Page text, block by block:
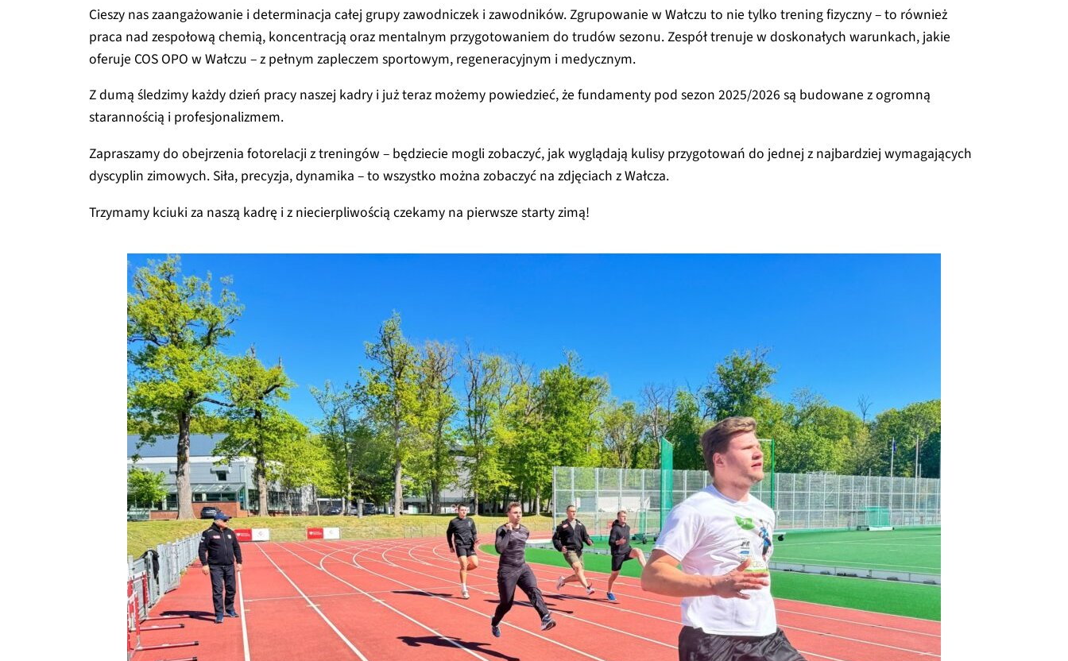
Cieszy nas zaangażowanie i determinacja całej grupy zawodniczek i zawodników. Zgrupowanie w Wałczu to nie tylko trening fizyczny – to również
praca nad zespołową chemią, koncentracją oraz mentalnym przygotowaniem do trudów sezonu. Zespół trenuje w doskonałych warunkach, jakie
oferuje COS OPO w Wałczu – z pełnym zapleczem sportowym, regeneracyjnym i medycznym.
Z dumą śledzimy każdy dzień pracy naszej kadry i już teraz możemy powiedzieć, że fundamenty pod sezon 2025/2026 są budowane z ogromną
starannością i profesjonalizmem.
Zapraszamy do obejrzenia fotorelacji z treningów – będziecie mogli zobaczyć, jak wyglądają kulisy przygotowań do jednej z najbardziej wymagających
dyscyplin zimowych. Siła, precyzja, dynamika – to wszystko można zobaczyć na zdjęciach z Wałcza.
Trzymamy kciuki za naszą kadrę i z niecierpliwością czekamy na pierwsze starty zimą!